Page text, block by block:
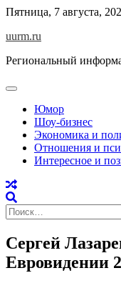
Skip
content
Пятница, 7 августа,
uurm.ru
Региональный
Юмор
Шоу-бизнес
Экономика и
Отношения и
Интересное и
Найти:
Сергей
Евровидении